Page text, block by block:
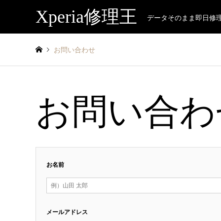
Xperia修理王 データそのまま即日修
お問い合わせ
お問い合
お名前
メールアドレス